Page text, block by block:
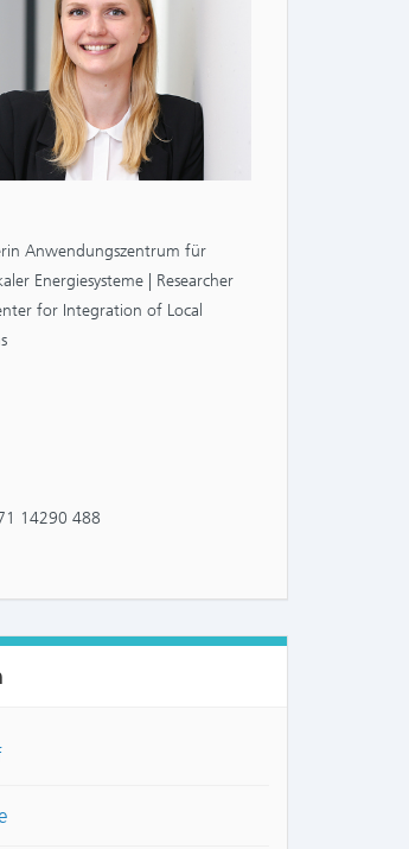
Anwendungszentrum für
Energiesysteme | Researcher
for Integration of Local
14290 488